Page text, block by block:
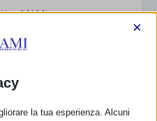
MAMI
trattamento dei miei dati
×
la tua esperienza. Alcuni